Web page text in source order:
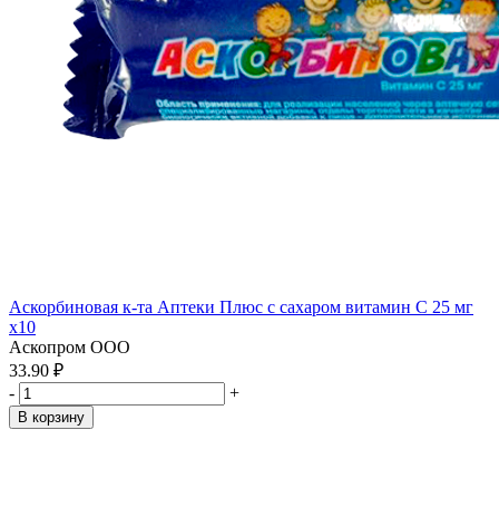
Аскорбиновая к-та Аптеки Плюс с сахаром витамин С 25 мг
x10
Аскопром ООО
33.90 ₽
-
+
В корзину